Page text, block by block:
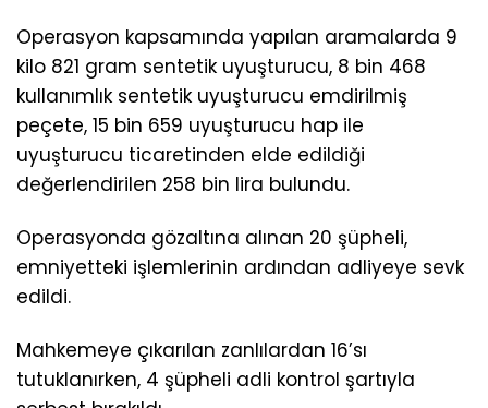
Operasyon kapsamında yapılan aramalarda 9
kilo 821 gram sentetik uyuşturucu, 8 bin 468
kullanımlık sentetik uyuşturucu emdirilmiş
peçete, 15 bin 659 uyuşturucu hap ile
uyuşturucu ticaretinden elde edildiği
değerlendirilen 258 bin lira bulundu.
Operasyonda gözaltına alınan 20 şüpheli,
emniyetteki işlemlerinin ardından adliyeye sevk
edildi.
Mahkemeye çıkarılan zanlılardan 16’sı
tutuklanırken, 4 şüpheli adli kontrol şartıyla